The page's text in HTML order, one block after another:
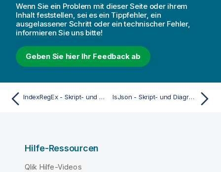
Wenn Sie ein Problem mit dieser Seite oder ihrem
Inhalt feststellen, sei es ein Tippfehler, ein
ausgelassener Schritt oder ein technischer Fehler,
informieren Sie uns bitte!
Geben Sie hier Ihr Feedback ab
IndexRegEx - Skript- und Diagrammfunktion IsJson - Skript- und Diagrammfunktion
Hilfe-Ressourcen
Qlik Hilfe-Videos